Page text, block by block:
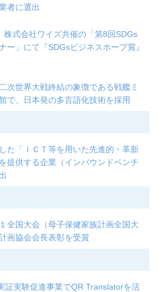
者に選出
株式会社ワイズ共催の「第8回SDGs
ー」にて『SDGsビジネスホープ賞』
世界大戦終結の象徴である戦艦ミ
で、日本発の多言語化技術を採用
た「ＩＣＴ等を用いた先進的・革新
提供する企業（インバウンドベンチ
全国大会（母子保健家族計画全国大
画協会会長表彰を受賞
証実験促進事業でQR Translatorを活